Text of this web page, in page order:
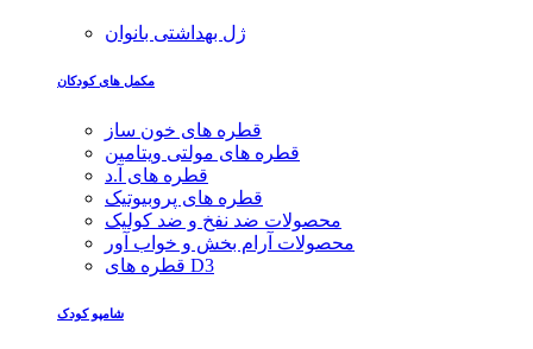
ژل بهداشتی بانوان
مکمل های کودکان
قطره های خون ساز
قطره های مولتی ویتامین
قطره های آ.د
قطره های پروبیوتیک
محصولات ضد نفخ و ضد کولیک
محصولات آرام بخش و خواب آور
قطره های D3
شامپو کودک